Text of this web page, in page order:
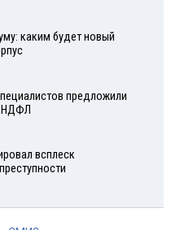
каким будет новый
предложили
НДФЛ
всплеск